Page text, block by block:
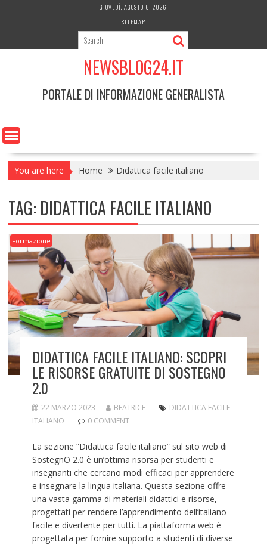
GIOVEDÌ, AGOSTO 6, 2026
SITEMAP
NEWSBLOG24.IT
PORTALE DI INFORMAZIONE GENERALISTA
You are here Home Didattica facile italiano
TAG: DIDATTICA FACILE ITALIANO
Formazione
DIDATTICA FACILE ITALIANO: SCOPRI
LE RISORSE GRATUITE DI SOSTEGNO
2.0
22 MARZO 2023 BEATRICE
DIDATTICA FACILE
ITALIANO
0 COMMENT
La sezione “Didattica facile italiano” sul sito web di
SostegnO 2.0 è un’ottima risorsa per studenti e
insegnanti che cercano modi efficaci per apprendere
e insegnare la lingua italiana. Questa sezione offre
una vasta gamma di materiali didattici e risorse,
progettati per rendere l’apprendimento dell’italiano
facile e divertente per tutti. La piattaforma web è
progettata per fornire supporto a studenti di diverse